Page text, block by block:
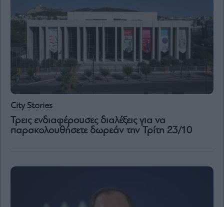
City Stories
Τρεις ενδιαφέρουσες διαλέξεις για να
παρακολουθήσετε δωρεάν την Τρίτη 23/10